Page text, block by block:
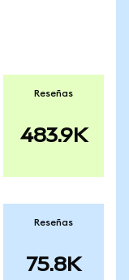
Reseñas
483.9K
Reseñas
75.8K